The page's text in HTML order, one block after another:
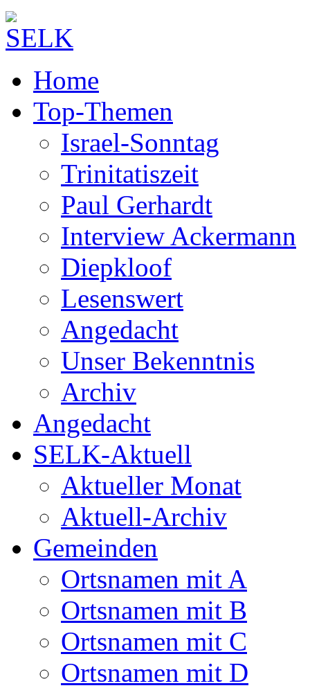
Home
Top-Themen
Israel-Sonntag
Trinitatiszeit
Paul Gerhardt
Interview Ackermann
Diepkloof
Lesenswert
Angedacht
Unser Bekenntnis
Archiv
Angedacht
SELK-Aktuell
Aktueller Monat
Aktuell-Archiv
Gemeinden
Ortsnamen mit A
Ortsnamen mit B
Ortsnamen mit C
Ortsnamen mit D